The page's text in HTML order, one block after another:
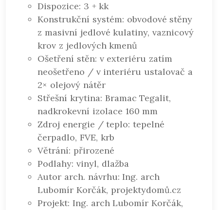
Dispozice: 3 + kk
Konstrukční systém: obvodové stěny
z masivní jedlové kulatiny, vaznicový
krov z jedlových kmenů
Ošetření stěn: v exteriéru zatím
neošetřeno / v interiéru ustalovač a
2× olejový nátěr
Střešní krytina: Bramac Tegalit,
nadkrokevní izolace 160 mm
Zdroj energie / teplo: tepelné
čerpadlo, FVE, krb
Větrání: přirozené
Podlahy: vinyl, dlažba
Autor arch. návrhu: Ing. arch
Lubomír Korčák, projektydomů.cz
Projekt: Ing. arch Lubomír Korčák,